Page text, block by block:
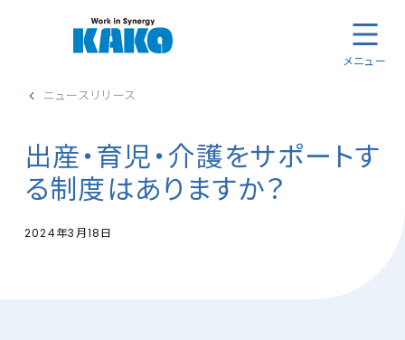
メニュー
ニュースリリース
出産・育児・介護をサポートす
る制度はありますか？
2024年3月18日